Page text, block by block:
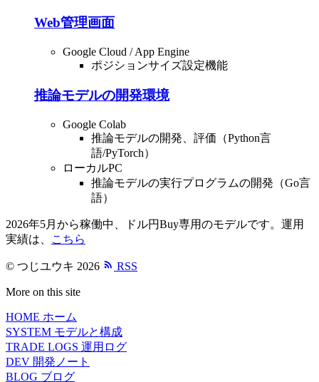
Web管理画面
Google Cloud / App Engine
ポジションサイズ設定機能
推論モデルの開発環境
Google Colab
推論モデルの開発、評価（Python言
語/PyTorch）
ローカルPC
推論モデルの実行プログラムの開発（Go言
語）
2026年5月から稼働中、ドル円Buy専用のモデルです。運用
実績は、
こちら
© つじユウキ 2026 RSS
More on this site
HOME ホーム
SYSTEM モデルと構成
TRADE LOGS 運用ログ
DEV 開発ノート
BLOG ブログ